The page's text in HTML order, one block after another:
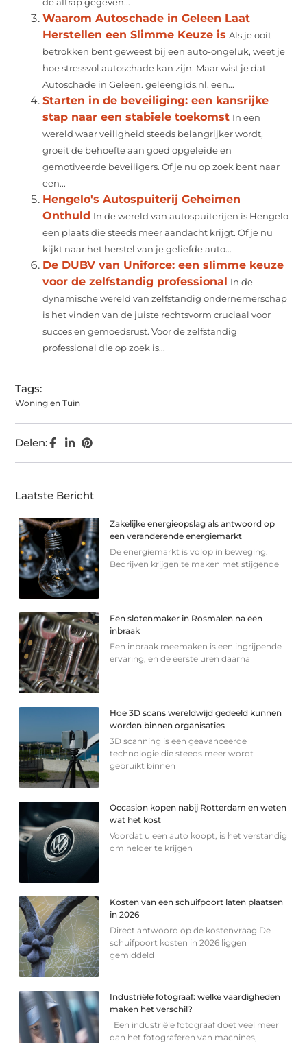
de aftrap gegeven...
Waarom Autoschade in Geleen Laat
Herstellen een Slimme Keuze is Als je ooit
betrokken bent geweest bij een auto-ongeluk, weet je
hoe stressvol autoschade kan zijn. Maar wist je dat
Autoschade in Geleen. geleengids.nl. een...
Starten in de beveiliging: een kansrijke
stap naar een stabiele toekomst In een
wereld waar veiligheid steeds belangrijker wordt,
groeit de behoefte aan goed opgeleide en
gemotiveerde beveiligers. Of je nu op zoek bent naar
een...
Hengelo's Autospuiterij Geheimen
Onthuld In de wereld van autospuiterijen is Hengelo
een plaats die steeds meer aandacht krijgt. Of je nu
kijkt naar het herstel van je geliefde auto...
De DUBV van Uniforce: een slimme keuze
voor de zelfstandig professional In de
dynamische wereld van zelfstandig ondernemerschap
is het vinden van de juiste rechtsvorm cruciaal voor
succes en gemoedsrust. Voor de zelfstandig
professional die op zoek is...
Tags:
Woning en Tuin
Delen:
Laatste Bericht
Zakelijke energieopslag als antwoord op
een veranderende energiemarkt
De energiemarkt is volop in beweging.
Bedrijven krijgen te maken met stijgende
Een slotenmaker in Rosmalen na een
inbraak
Een inbraak meemaken is een ingrijpende
ervaring, en de eerste uren daarna
Hoe 3D scans wereldwijd gedeeld kunnen
worden binnen organisaties
3D scanning is een geavanceerde
technologie die steeds meer wordt
gebruikt binnen
Occasion kopen nabij Rotterdam en weten
wat het kost
Voordat u een auto koopt, is het verstandig
om helder te krijgen
Kosten van een schuifpoort laten plaatsen
in 2026
Direct antwoord op de kostenvraag De
schuifpoort kosten in 2026 liggen
gemiddeld
Industriële fotograaf: welke vaardigheden
maken het verschil?
Een industriële fotograaf doet veel meer
dan het fotograferen van machines,